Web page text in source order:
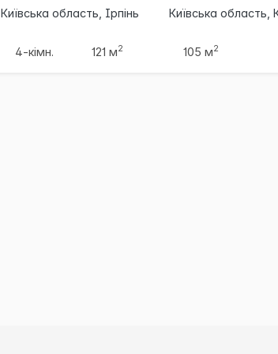
Київська область, Ірпінь
4-кімн. 121 м2
Київська область,
105 м2